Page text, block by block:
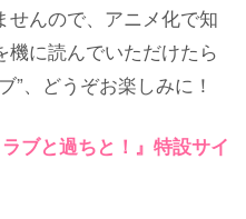
せんので、アニメ化で知
機に読んでいただけたら
”、どうぞお楽しみに！
ブと過ちと！』特設サイ